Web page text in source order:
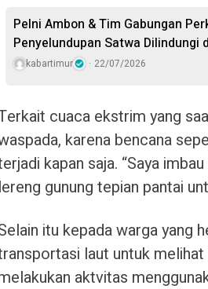
Pelni Ambon & Tim Gabungan
Penyelundupan Satwa Dilindungi
kabartimur 22/07/2026
cuaca ekstrim yang
karena bencana
kapan saja. “Saya
lereng gunung tepian pantai
itu kepada warga yang
laut untuk melihat
aktvitas